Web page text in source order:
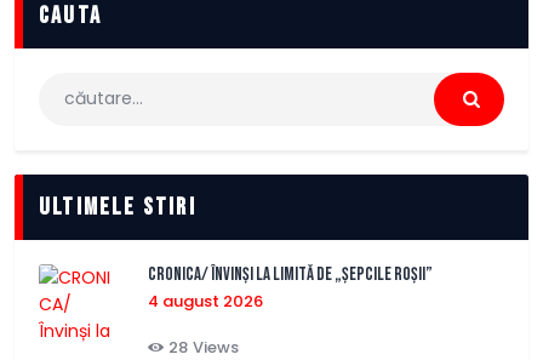
cauta
Caută
Ultimele stiri
CRONICA/ Învinși la limită de „Șepcile Roșii”
4 august 2026
28 Views